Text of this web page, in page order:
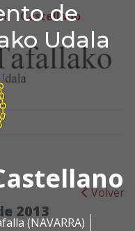
de
Udala
(NAVARRA)
de
Castellano
Volver
2013